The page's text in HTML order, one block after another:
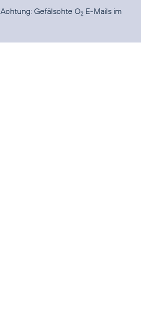
Achtung: Gefälschte O2 E-Mails im